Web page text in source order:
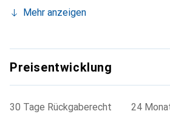
Mehr anzeigen
Preisentwicklung
30 Tage Rückgaberecht
24